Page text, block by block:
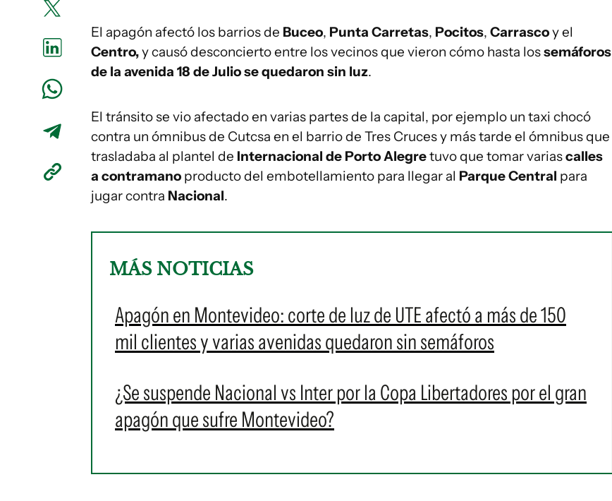
El apagón afectó los barrios de Buceo, Punta Carretas, Pocitos, Carrascoy el
Centro,y causó desconcierto entre los vecinos que vieron cómo hasta lossemáforos
de la avenida 18 de Julio se quedaron sin luz.
El tránsito se vio afectado en varias partes de la capital, por ejemplo un taxi chocó
contra un ómnibus de Cutcsa en el barrio de Tres Cruces y más tarde el ómnibus que
trasladaba al plantel de Internacional de Porto Alegretuvo que tomar variascalles
a contramano producto del embotellamiento para llegar al Parque Central para
jugar contra Nacional.
MÁS NOTICIAS
Apagón en Montevideo: corte de luz de UTE afectó a más de 150
mil clientes y varias avenidas quedaron sin semáforos
¿Se suspende Nacional vs Inter por la Copa Libertadores por el gran
apagón que sufre Montevideo?